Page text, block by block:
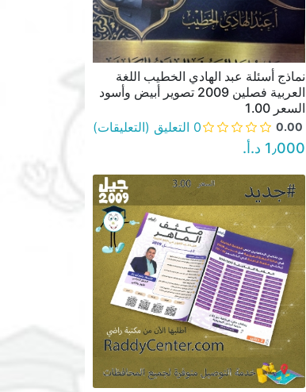
نظرة سريعة
نماذج أسئلة عبد الهادي الخطيب اللغة
العربية فصلين 2009 تصوير أبيض وأسود
السعر 1.00
0.00 0 التعليق (التعليقات)
1٫000 د.أ.‏